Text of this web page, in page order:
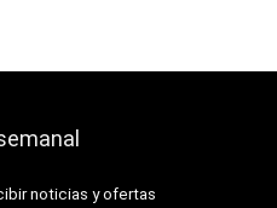
noticias y ofertas